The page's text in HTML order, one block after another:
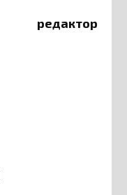
редактор